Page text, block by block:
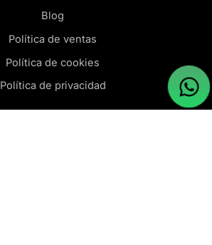
Blog
Política de ventas
Política de cookies
Política de privacidad